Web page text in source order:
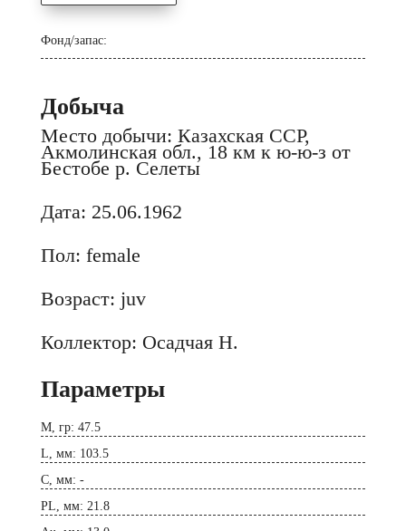
Фонд/запас:
Добыча
Место добычи: Казахская ССР,
Акмолинская обл., 18 км к ю-ю-з от
Бестобе р. Селеты
Дата: 25.06.1962
Пол: female
Возраст: juv
Коллектор: Осадчая Н.
Параметры
M, гр: 47.5
L, мм: 103.5
C, мм: -
PL, мм: 21.8